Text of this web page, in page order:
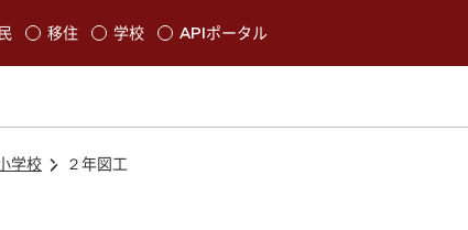
発生します
移住 学校 APIポータル
学校 ２年図工